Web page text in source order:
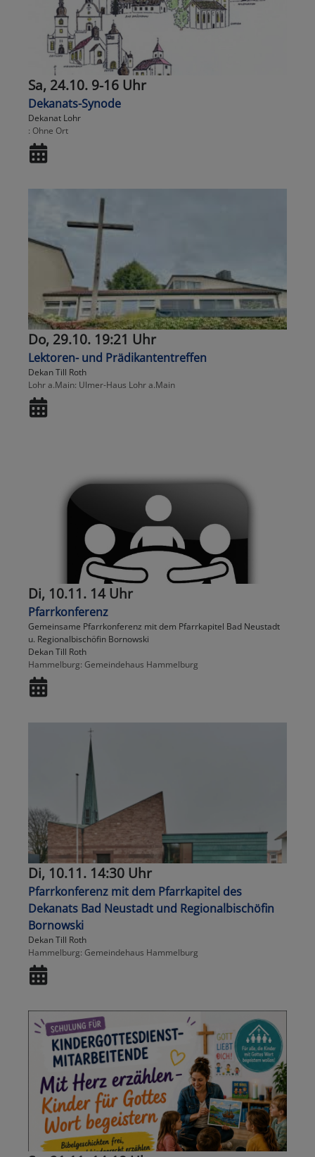
Sa, 24.10. 9-16 Uhr
Dekanats-Synode
Dekanat Lohr
Ohne Ort
Do, 29.10. 19:21 Uhr
Lektoren- und Prädikantentreffen
Dekan Till Roth
Lohr a.Main Ulmer-Haus Lohr a.Main
Di, 10.11. 14 Uhr
Pfarrkonferenz
Gemeinsame Pfarrkonferenz mit dem Pfarrkapitel Bad Neustadt
u. Regionalbischöfin Bornowski
Dekan Till Roth
Hammelburg Gemeindehaus Hammelburg
Di, 10.11. 14:30 Uhr
Pfarrkonferenz mit dem Pfarrkapitel des
Dekanats Bad Neustadt und Regionalbischöfin
Bornowski
Dekan Till Roth
Hammelburg Gemeindehaus Hammelburg